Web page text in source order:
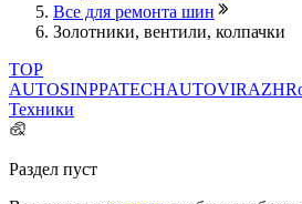
Все для ремонта шин
Золотники, вентили, колпачки
TOP
AUTOSINPPATECHAUTOVIRAZH
Техники
Раздел пуст